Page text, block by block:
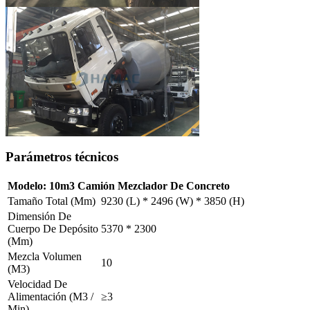
Parámetros técnicos
Modelo: 10m3 Camión Mezclador De Concreto
Tamaño Total (Mm) 9230 (L) * 2496 (W) * 3850 (H)
Dimensión De
Cuerpo De Depósito
(Mm)
5370 * 2300
Mezcla Volumen
(M3)
10
Velocidad De
Alimentación (M3 /
≥3